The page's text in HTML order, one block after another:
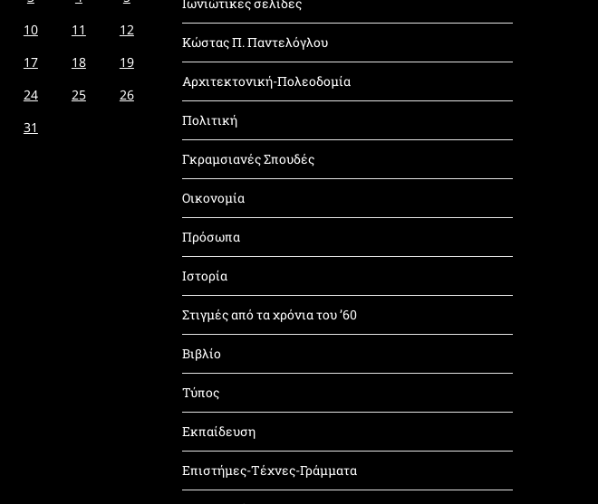
10 11
12
17 18
19
24 25
26
31
Κώστας Π. Παντελόγλου
Αρχιτεκτονική-Πολεοδομία
Πολιτική
Γκραμσιανές Σπουδές
Οικονομία
Πρόσωπα
Ιστορία
Στιγμές από τα χρόνια του ’60
Βιβλίο
Τύπος
Εκπαίδευση
Επιστήμες-Τέχνες-Γράμματα